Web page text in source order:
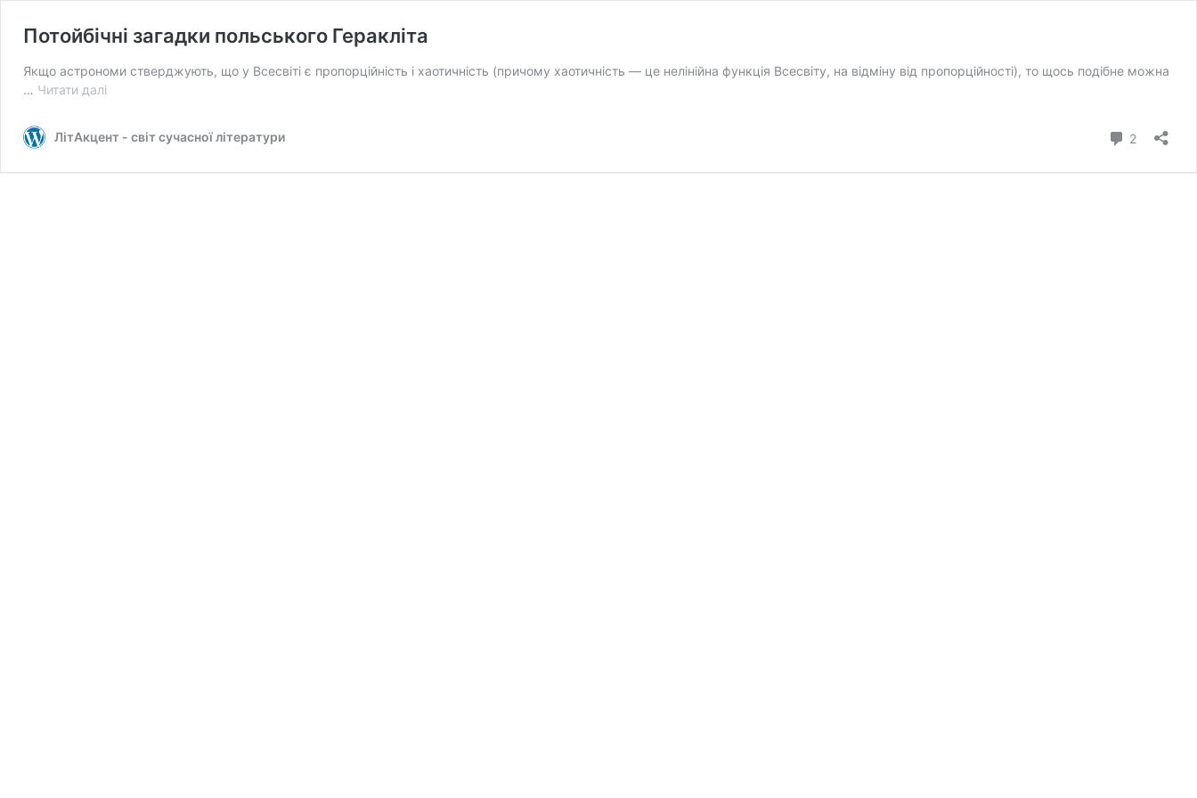
Потойбічні загадки польського Геракліта
Якщо астрономи стверджують, що у Всесвіті є пропорційність і хаотичність (причому хаотичність — це нелінійна функція Всесвіту, на відміну від пропорційності), то щось подібне можна
… Читати даліПотойбічні
Геракліта
ЛітАкцент - світ сучасної літератури 2коментарі